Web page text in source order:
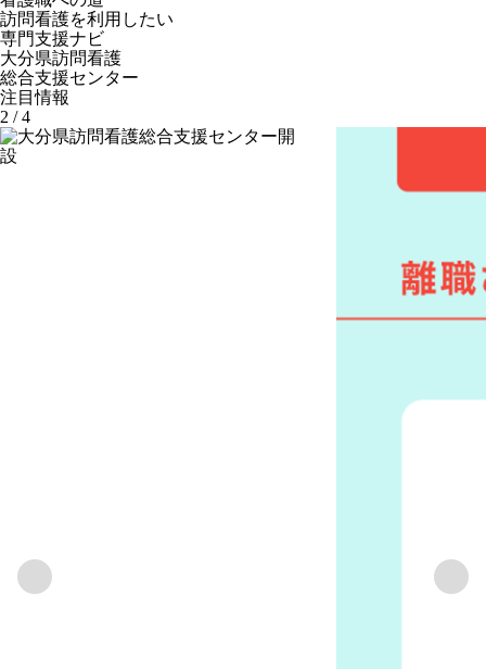
訪問看護を利用したい
専門支援ナビ
大分県訪問看護
総合支援センター
注目情報
3 / 4